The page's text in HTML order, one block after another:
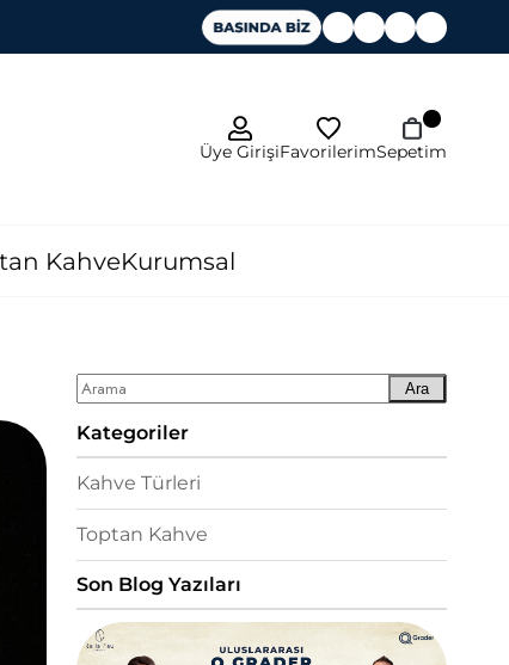
Üye GirişiFavorilerimSepetim
KahveKurumsal
Ara
Kategoriler
Kahve Türleri
Toptan Kahve
Son Blog Yazıları